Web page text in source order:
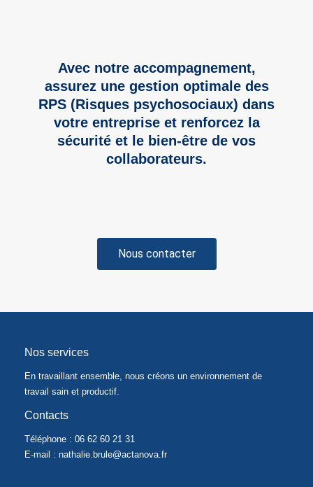
Avec notre accompagnement,
assurez une gestion optimale des
RPS (Risques psychosociaux) dans
votre entreprise et renforcez la
sécurité et le bien-être de vos
collaborateurs.
Nous contacter
Nos services
En travaillant ensemble, nous créons un environnement de
travail sain et productif.
Contacts
Téléphone : 06 62 60 21 31
E-mail : nathalie.brule@actanova.fr